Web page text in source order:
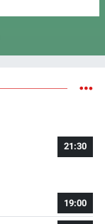
21:30
19:00